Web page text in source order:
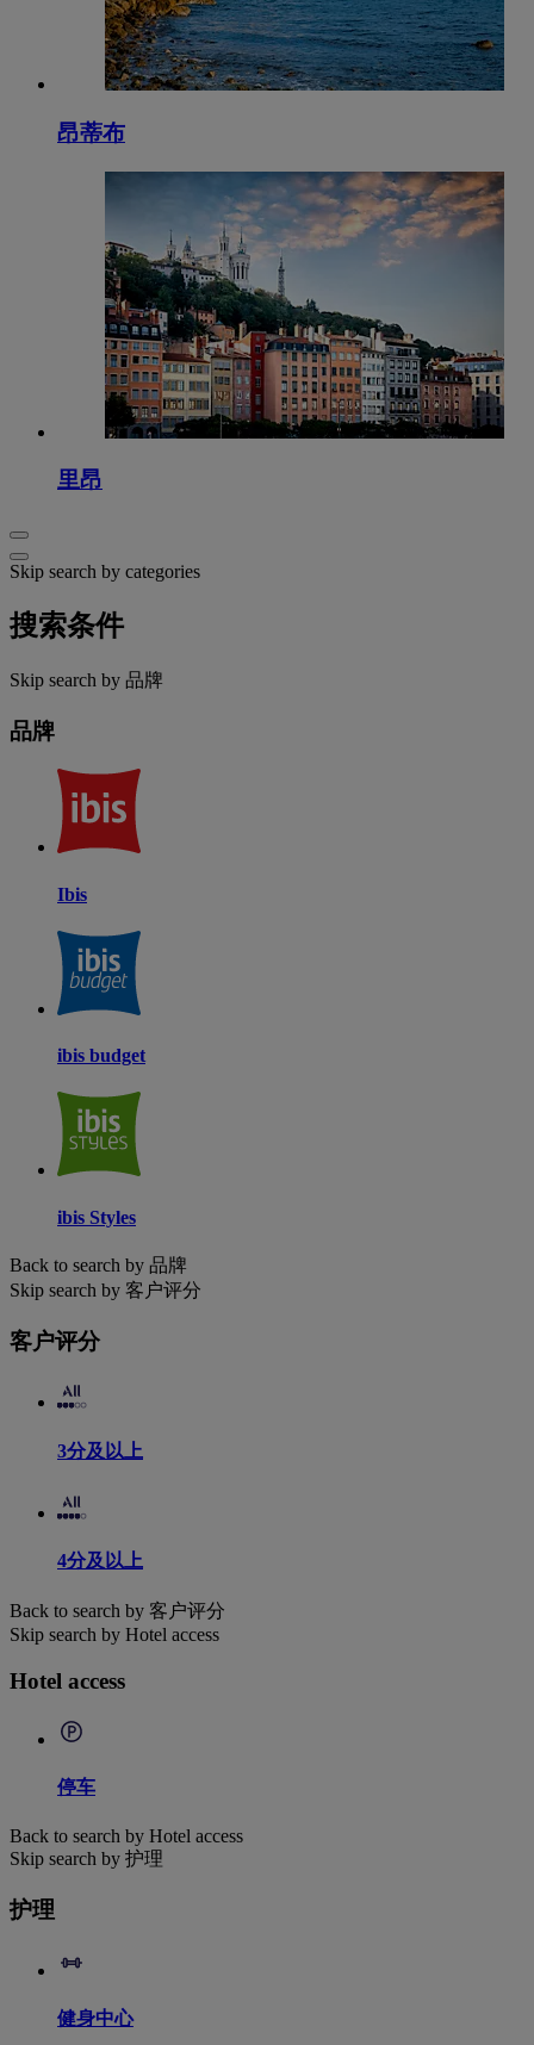
昂蒂布
里昂
Skip search by categories
搜索条件
Skip search by 品牌
品牌
Ibis
ibis budget
ibis Styles
Back to search by 品牌
Skip search by 客户评分
客户评分
3分及以上
4分及以上
Back to search by 客户评分
Skip search by Hotel access
Hotel access
停车
Back to search by Hotel access
Skip search by 护理
护理
健身中心